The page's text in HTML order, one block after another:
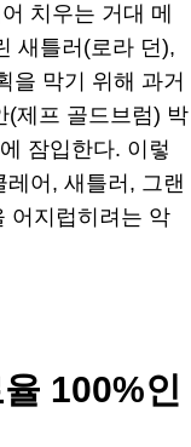
치우는 거대 메
새틀러(로라 던),
을 막기 위해 과거
(제프 골드브럼) 박
잠입한다. 이렇
어, 새틀러, 그랜
어지럽히려는 악
100%인